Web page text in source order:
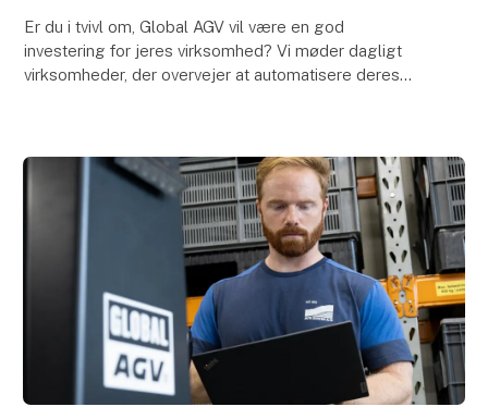
Er du i tvivl om, Global AGV vil være en god
investering for jeres virksomhed? Vi møder dagligt
virksomheder, der overvejer at automatisere deres